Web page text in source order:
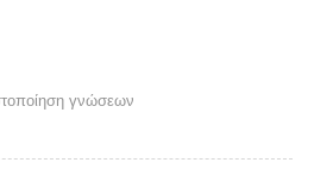
γνώσεων